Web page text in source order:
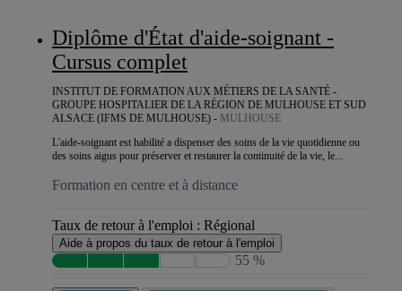
Diplôme d'État d'aide-soignant -
Cursus complet
INSTITUT DE FORMATION AUX MÉTIERS DE LA SANTÉ -
GROUPE HOSPITALIER DE LA RÉGION DE MULHOUSE ET SUD
ALSACE (IFMS DE MULHOUSE) - MULHOUSE
L'aide-soignant est habilité a dispenser des soins de la vie quotidienne ou
des soins aigus pour préserver et restaurer la continuité de la vie, le...
Formation en centre et à distance
Taux de retour à l'emploi : Régional
Aide à propos du taux de retour à l'emploi
55 %